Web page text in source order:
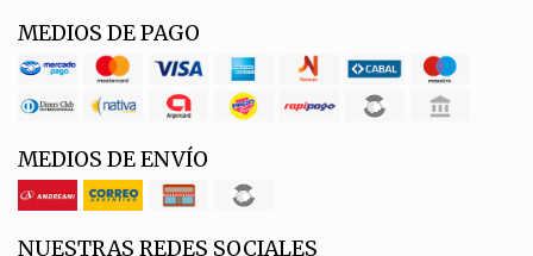
MEDIOS DE PAGO
MEDIOS DE ENVÍO
NUESTRAS REDES SOCIALES